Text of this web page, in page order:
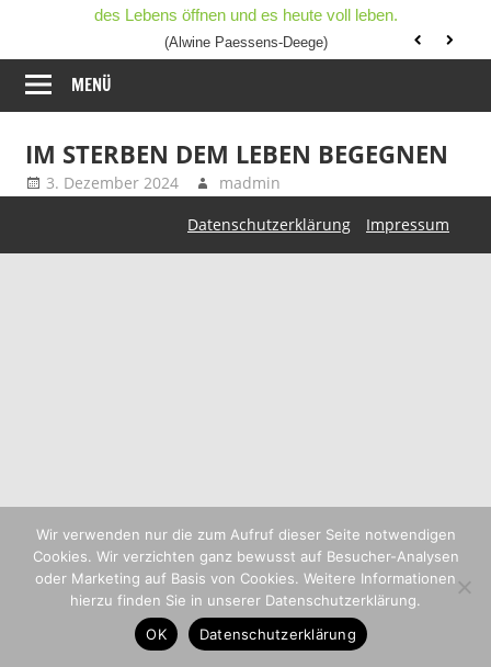
des Lebens öffnen und es heute voll leben.
(Alwine Paessens-Deege)
MENÜ
IM STERBEN DEM LEBEN BEGEGNEN
3. Dezember 2024
madmin
Datenschutzerklärung
Impressum
Wir verwenden nur die zum Aufruf dieser Seite notwendigen
Cookies. Wir verzichten ganz bewusst auf Besucher-Analysen
oder Marketing auf Basis von Cookies. Weitere Informationen
hierzu finden Sie in unserer Datenschutzerklärung.
OK
Datenschutzerklärung